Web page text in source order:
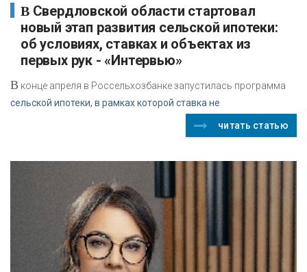
В Свердловской области стартовал
новый этап развития сельской ипотеки:
об условиях, ставках и объектах из
первых рук - «Интервью»
В конце апреля в Россельхозбанке запустилась программа
сельской ипотеки, в рамках которой ставка не
читать статью